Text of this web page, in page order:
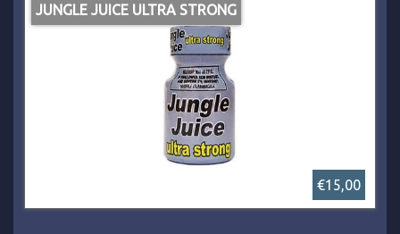
JUNGLE JUICE ULTRA STRONG
€15,00